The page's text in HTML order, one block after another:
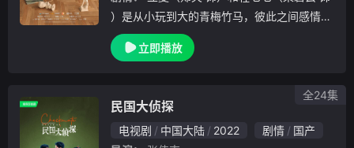
）是从小玩到大的青梅竹马，彼此之间感情十
分要好。两人双双考入了大名鼎鼎的浅川一中
，在那里，两个女孩邂逅了傅小司（陈学冬
立即播放
民国大侦探
电视剧 中国大陆 2022 剧情
国产
全24集